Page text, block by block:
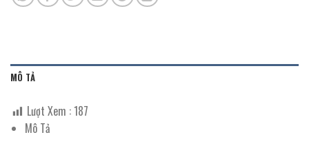
MÔ TẢ
Lượt Xem :187
Mô Tả